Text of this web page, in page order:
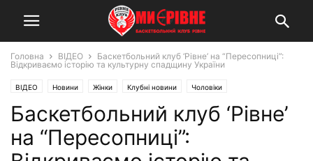
Головна ВІДЕО
Баскетбольний клуб ‘Рівне’ на “Пересопниці”:
Відкриваємо історію та культурну спадщину України
ВІДЕО Новини Жінки Клубні новини Чоловіки
Баскетбольний клуб ‘Рівне’
на “Пересопниці”: